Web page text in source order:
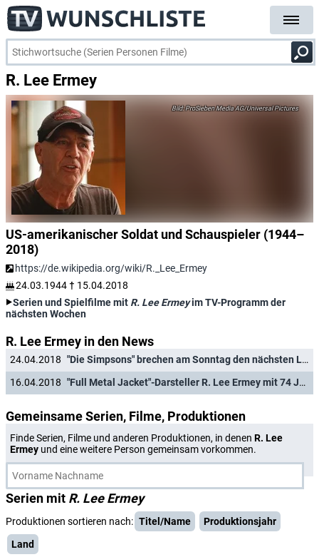
R. Lee Ermey
ProSieben Media AG/Universal Pictures
US-amerikanischer Soldat und Schauspieler (1944–
2018)
https://de.wikipedia.org/wiki/R._Lee_Ermey
24.03.1944 † 15.04.2018
Serien und Spielfilme mit R. Lee Ermeyim TV-Programm der
nächsten Wochen
R. Lee Ermey in den News
24.04.2018
"Die Simpsons" brechen am Sonntag den nächsten Langlebigkeitsrekord
16.04.2018
"Full Metal Jacket"-Darsteller R. Lee Ermey mit 74 Jahren verstorben
Gemeinsame Serien, Filme, Produktionen
Finde Serien, Filme und anderen Produktionen, in denen R. Lee
Ermey und eine weitere Person gemeinsam vorkommen.
Serien mit R. Lee Ermey
Produktionen sortieren nach: Titel/Name
Produktionsjahr
Land